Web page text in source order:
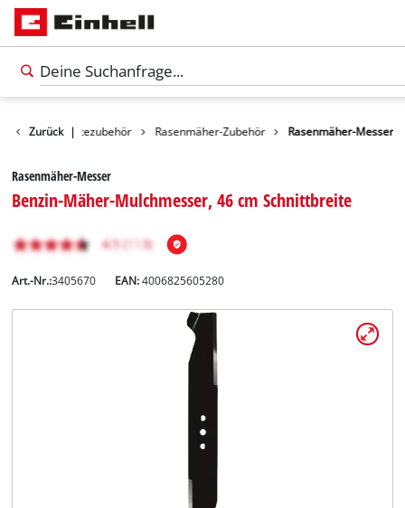
Zurück |
Gartengerätezubehör Rasenmäher-Zubehör Rasenmäher-Messer
Rasenmäher-Messer
Benzin-Mäher-Mulchmesser, 46 cm Schnittbreite
Art.-Nr.:3405670 EAN:4006825605280